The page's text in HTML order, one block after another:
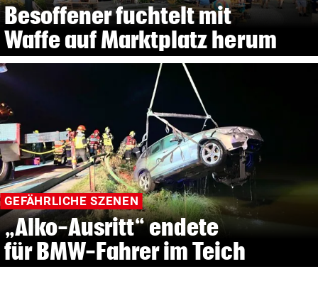
Besoffener fuchtelt mit
Waffe auf Marktplatz herum
GEFÄHRLICHE SZENEN
„Alko-Ausritt“ endete
für BMW-Fahrer im Teich